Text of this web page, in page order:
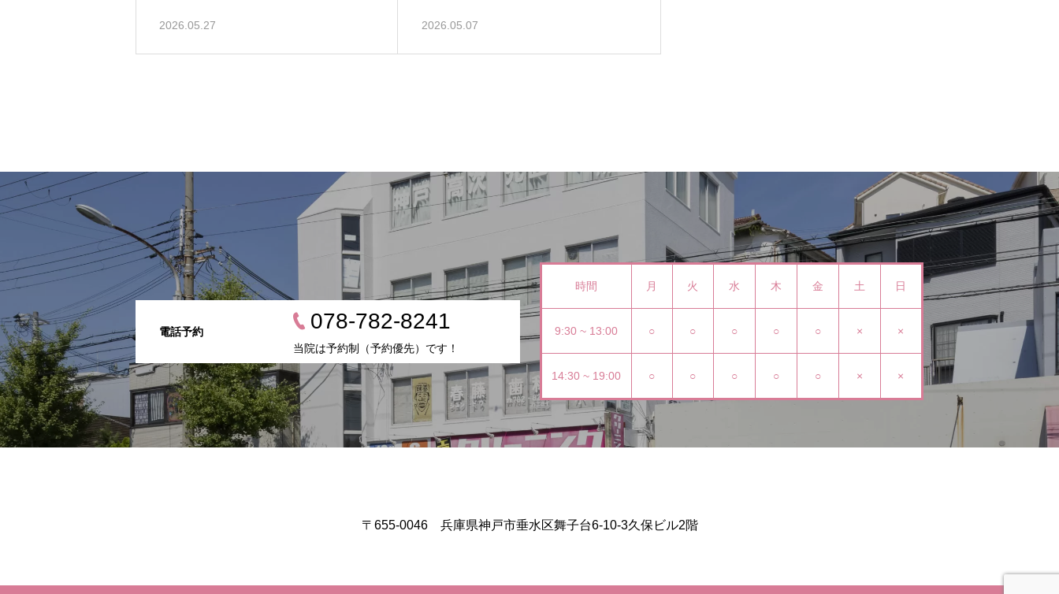
2026.05.27 2026.05.07
電話予約 078-782-8241
当院は予約制（予約優先）です！
時間 月 火 水 木 金 土 日
9:30 ~ 13:00 ○ ○ ○ ○ ○ × ×
14:30 ~ 19:00 ○ ○ ○ ○ ○ × ×
〒655-0046 兵庫県神戸市垂水区舞子台6-10-3久保ビル2階